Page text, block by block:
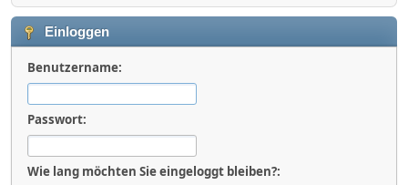
Einloggen
Benutzername:
Passwort:
Wie lang möchten Sie eingeloggt bleiben?: